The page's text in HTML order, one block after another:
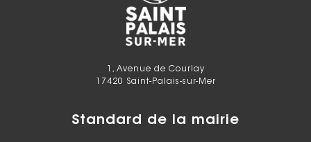
1, Avenue de Courlay
17420 Saint-Palais-sur-Mer
Standard de la mairie